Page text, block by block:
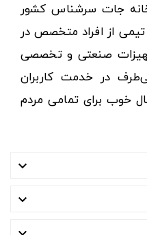
جات سرشناس کشور
از افراد متخصص در
صنعتی و تخصصی
در خدمت کاربران
خوب برای تمامی مردم

